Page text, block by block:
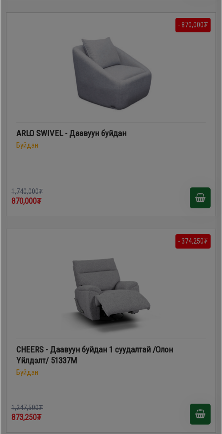
- 870,000₮
ARLO SWIVEL - Даавуун буйдан
Буйдан
1,740,000₮
870,000₮
- 374,250₮
CHEERS - Даавуун буйдан 1 суудалтай /Олон
Үйлдэлт/ 51337M
Буйдан
1,247,500₮
873,250₮